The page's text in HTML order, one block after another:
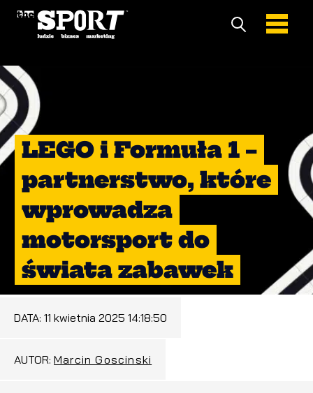
LEGO i Formuła 1 –
partnerstwo, które
wprowadza
motorsport do
świata zabawek
DATA: 11 kwietnia 2025 14:18:50
AUTOR: Marcin Goscinski